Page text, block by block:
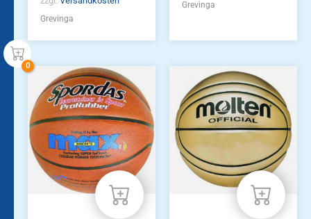
Grevinga
Grevinga